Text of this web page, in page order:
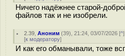
Ничего надёжнее старой-
файлов так и не изобрели.
2.39 ,Аноним (39), 21:24, 03/07/2026 [^
[к модератору]
И как его обманывали, тоже